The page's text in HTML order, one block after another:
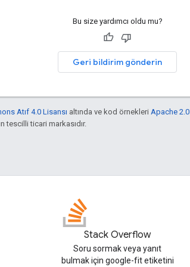
Bu size yardımcı oldu mu?
Geri bildirim gönderin
Atıf 4.0 Lisansı altında ve kod örnekleri Apache 2.0
tescilli ticari markasıdır.
Stack Overflow
Soru sormak veya yanıt
bulmak için google-fit etiketini